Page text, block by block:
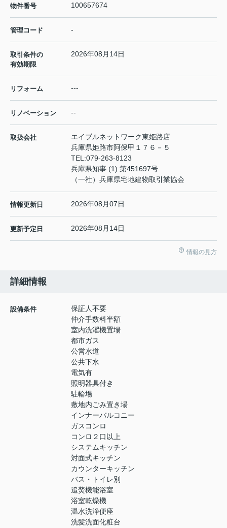
物件番号 100657674
管理コード -
取引条件の
有効期限
2026年08月14日
リフォーム ---
リノベーション --
取扱会社
エイブルネットワーク東姫路店
兵庫県姫路市阿保甲１７６－５
TEL:079-263-8123
兵庫県知事 (1) 第451697号
（一社）兵庫県宅地建物取引業協会
情報更新日 2026年08月07日
更新予定日 2026年08月14日
情報の見方
詳細情報
設備条件
保証人不要
仲介手数料半額
室内洗濯機置場
都市ガス
公営水道
公共下水
電気有
照明器具付き
駐輪場
敷地内ごみ置き場
インナーバルコニー
ガスコンロ
コンロ２口以上
システムキッチン
対面式キッチン
カウンターキッチン
バス・トイレ別
追焚機能浴室
浴室乾燥機
温水洗浄便座
洗髪洗面化粧台